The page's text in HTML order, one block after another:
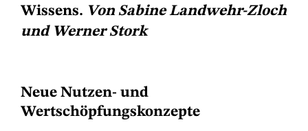
Wissens. Von Sabine Landwehr-Zloch
und Werner Stork
Neue Nutzen- und
Wertschöpfungskonzepte